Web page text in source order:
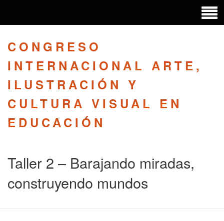
CONGRESO
INTERNACIONAL ARTE,
ILUSTRACIÓN Y
CULTURA VISUAL EN
EDUCACIÓN
Taller 2 – Barajando miradas,
construyendo mundos